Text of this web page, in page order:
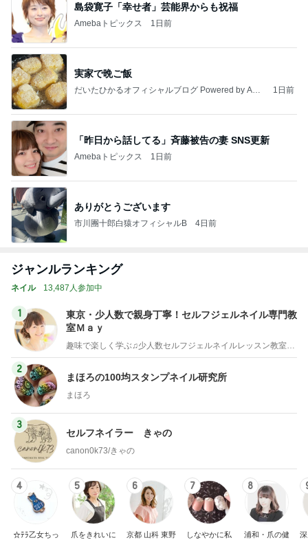
島袋寛子「幸せ者」芸能界からも祝福
Amebaトピックス 1日前
実家で晩ご飯
だいたひかるオフィシャルブログ Powered by Ame
1日前
「昨日から話してる」斉藤被告の妻 SNS更新
Amebaトピックス 1日前
ありがとうございます
市川團十郎白猿オフィシャルB 4日前
ジャンルランキング
ネイル 13,487人参加中
1
東京・少人数で親身丁寧！セルフジェルネイル専門教
室Ｍａｙ
趣味で楽しく学ぶ♫少人数セルフジェルネイルレッスン教室・東京
2
まほろの100均スタンプネイル研究所
まほろ
3
セルフネイラー きゃの
canon0k73/きゃの
4
☆ﾃﾗ乙女ちっ
5
爪をきれいに
6
京都 山科 東野
7
しなやかに私
8
浦和・爪の健